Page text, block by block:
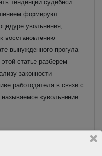
тенденции судебной
формируют
увольнения,
восстановлению
вынужденного прогула
статье разберем
законности
работодателя в связи с
«увольнение